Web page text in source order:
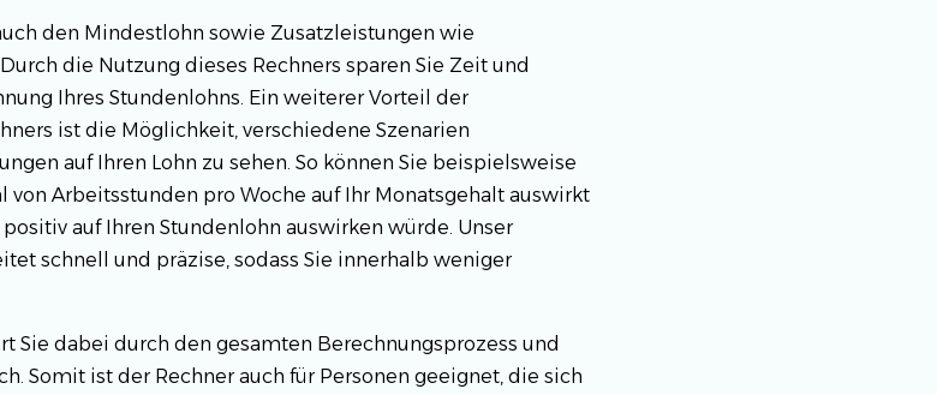
den Mindestlohn sowie Zusatzleistungen wie
die Nutzung dieses Rechners sparen Sie Zeit und
Ihres Stundenlohns. Ein weiterer Vorteil der
ist die Möglichkeit, verschiedene Szenarien
auf Ihren Lohn zu sehen. So können Sie beispielsweise
von Arbeitsstunden pro Woche auf Ihr Monatsgehalt auswirkt
auf Ihren Stundenlohn auswirken würde. Unser
schnell und präzise, sodass Sie innerhalb weniger
Sie dabei durch den gesamten Berechnungsprozess und
Somit ist der Rechner auch für Personen geeignet, die sich